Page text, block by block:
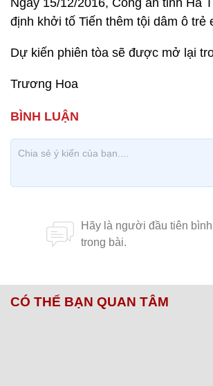
Ngày 15/12/2016, Công an tỉnh Hà
định khởi tố Tiến thêm tội dâm ô trẻ
Dự kiến phiên tòa sẽ được mở lại
Trương Hoa
CÓ THỂ BẠN QUAN TÂM